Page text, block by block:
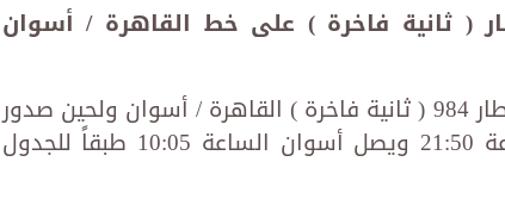
تشغيل خدمة جديدة بعدد 2 قطار ( ثانية فاخرة ) على خط القاهرة / أسوان
- اعتباراً من يوم الأربعاء 22/1/2025 تشغيل قطار 984 ( ثانية فاخرة ) القاهرة / أسوان ولحين صدور
تعليمات أخرى حيث يقوم من القاهرة الساعة 21:50 ويصل أسوان الساعة 10:05 طبقاً للجدول